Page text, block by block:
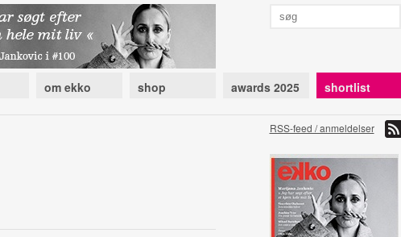
om ekko shop awards 2025 shortlist
RSS-feed / anmeldelser